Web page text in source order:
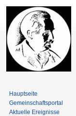
Hauptseite
Gemeinschafts­portal
Aktuelle Ereignisse